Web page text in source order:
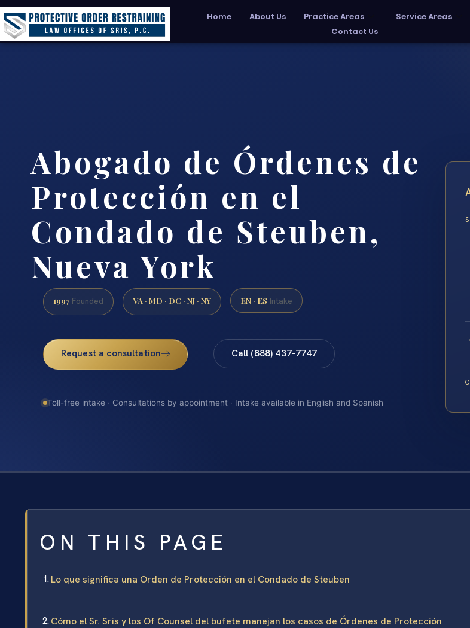
Home About Us Practice Areas Service Areas
Contact Us
Abogado de Órdenes de
Protección en el
Condado de Steuben,
Nueva York
1997 Founded VA · MD · DC · NJ · NY EN · ES Intake
Request a consultation Call (888) 437-7747
Toll-free intake · Consultations by appointment · Intake available in English and Spanish
ON THIS PAGE
Lo que significa una Orden de Protección en el Condado de Steuben
Cómo el Sr. Sris y los Of Counsel del bufete manejan los casos de Órdenes de Protección